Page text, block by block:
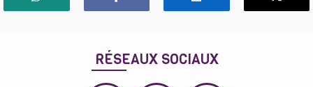
RÉSEAUX SOCIAUX